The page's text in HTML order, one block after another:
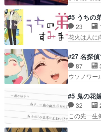
を想って
んと練習
ラ」を活
子の仲に
を振り切
馴染めな
んの事情
とで初の
てケーキ
てんやわ
る日々の
#5 うちの
23
花火は人
お名前を
んカッケ
的興奮覚
きこもり
んの距離
うとると
すために
#27 名探偵
87
ウソノワ
取り戻し
元ネタを
の探偵と
番組が始
#5 鬼の花
32
この先一